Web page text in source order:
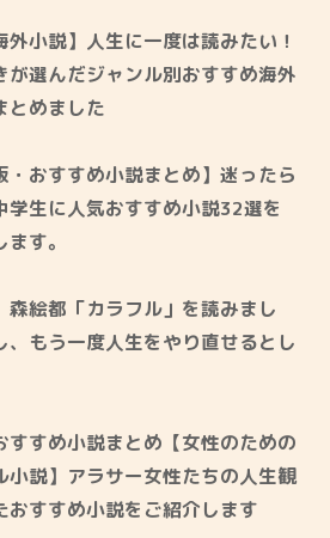
外小説】人生に一度は読みたい！
が選んだジャンル別おすすめ海外
とめました
・おすすめ小説まとめ】迷ったら
学生に人気おすすめ小説32選を
す。
森絵都「カラフル」を読みまし
、もう一度人生をやり直せるとし
すすめ小説まとめ【女性のための
小説】アラサー女性たちの人生観
おすすめ小説をご紹介します